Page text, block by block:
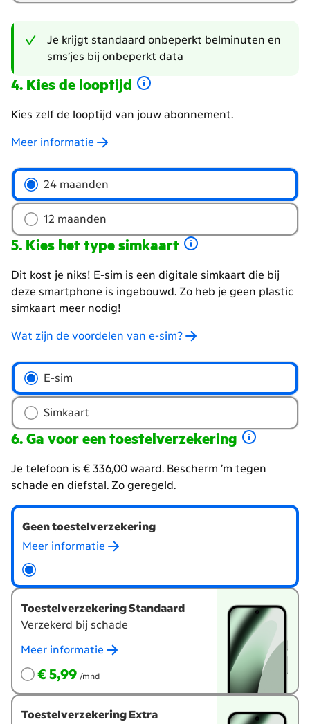
je?
Je krijgt standaard onbeperkt belminuten en
sms’jes bij onbeperkt data
Kies de looptijd
Kies zelf de looptijd van jouw abonnement.
Meer informatie
Welke
looptijd
wil
24 maanden
12 maanden
Kies het type simkaart
Dit kost je niks! E-sim is een digitale simkaart die bij
deze smartphone is ingebouwd. Zo heb je geen plastic
simkaart meer nodig!
Wat zijn de voordelen van e-sim?
Kies
het
type
simkaart
E-sim
Simkaart
Ga voor een toestelverzekering
Je telefoon is € 336,00 waard. Bescherm ’m tegen
schade en diefstal. Zo geregeld.
Wil
een
toestelverzekering?
Geen toestelverzekering
Meer informatie
Toestelverzekering Standaard
Verzekerd bij schade
Meer informatie
€ 5,99
€ 5,99
per maand/mnd
Toestelverzekering Extra